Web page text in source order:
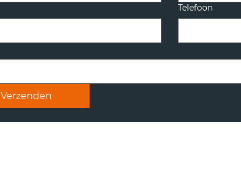
Telefoon
Verzenden